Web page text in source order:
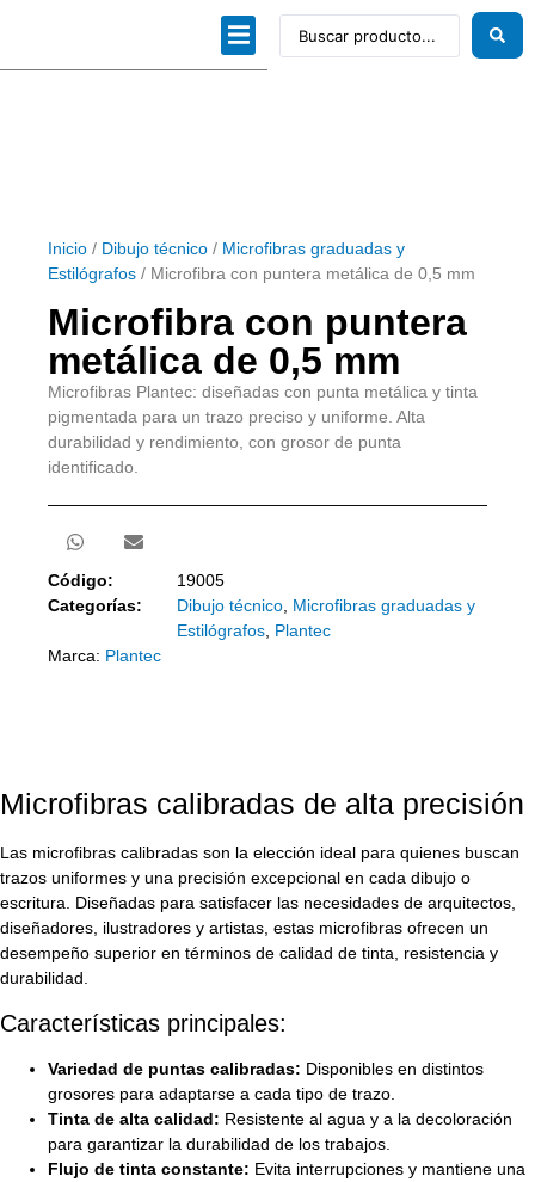
Inicio / Dibujo técnico / Microfibras graduadas y
Estilógrafos / Microfibra con puntera metálica de 0,5 mm
Microfibra con puntera
metálica de 0,5 mm
Microfibras Plantec: diseñadas con punta metálica y tinta
pigmentada para un trazo preciso y uniforme. Alta
durabilidad y rendimiento, con grosor de punta
identificado.
Código:
19005
Categorías:
Dibujo técnico, Microfibras graduadas y
Estilógrafos, Plantec
Marca: Plantec
Microfibras calibradas de alta precisión
Las microfibras calibradas son la elección ideal para quienes buscan
trazos uniformes y una precisión excepcional en cada dibujo o
escritura. Diseñadas para satisfacer las necesidades de arquitectos,
diseñadores, ilustradores y artistas, estas microfibras ofrecen un
desempeño superior en términos de calidad de tinta, resistencia y
durabilidad.
Características principales:
Variedad de puntas calibradas: Disponibles en distintos
grosores para adaptarse a cada tipo de trazo.
Tinta de alta calidad: Resistente al agua y a la decoloración
para garantizar la durabilidad de los trabajos.
Flujo de tinta constante: Evita interrupciones y mantiene una